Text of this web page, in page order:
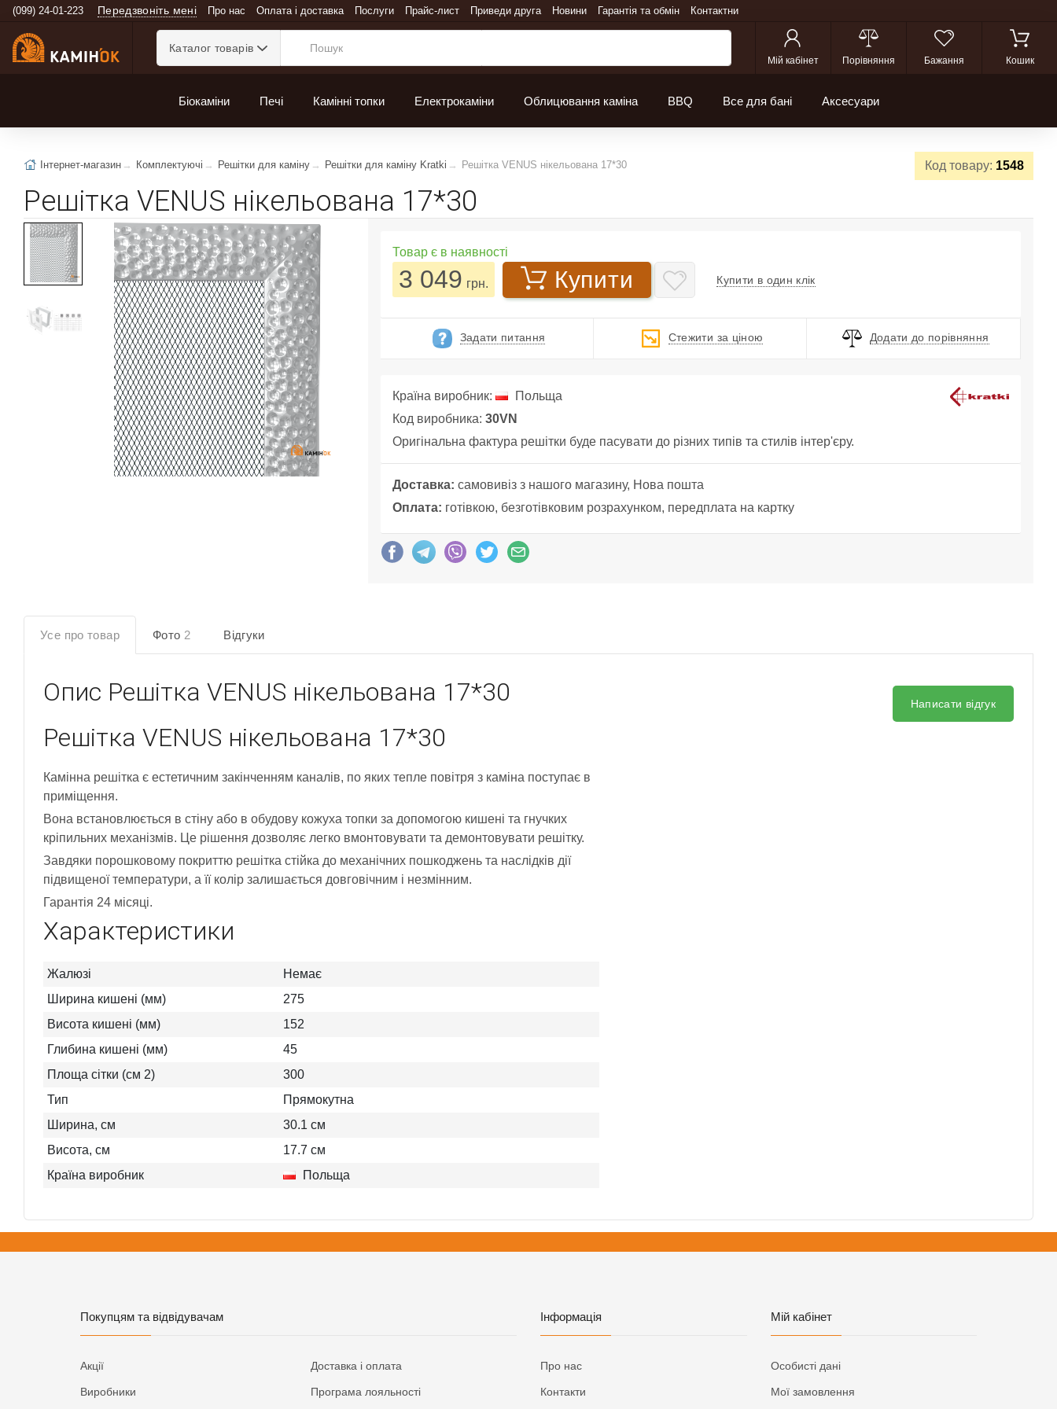
(099) 24-01-223 Передзвоніть мені Про нас Оплата і доставка Послуги Прайс-лист Приведи друга Новини Гарантія та обмін Контактни
Каталог товарів
Мій кабінет Порівняння Бажання Кошик
Біокаміни Печі Камінні топки Електрокаміни Облицювання каміна BBQ Все для бані Аксесуари
Код товару: 1548
Інтернет-магазин Комплектуючі Решітки для каміну Решітки для каміну Kratki Решітка VENUS нікельована 17*30
Решітка VENUS нікельована 17*30
Товар є в наявності
3 049 грн. Купити Купити в один клік
Задати питання Стежити за ціною Додати до порівняння
Країна виробник:
Польща
Код виробника: 30VN
Оригінальна фактура решітки буде пасувати до різних типів та стилів інтер'єру.
Доставка: самовивіз з нашого магазину, Нова пошта
Оплата: готівкою, безготівковим розрахунком, передплата на картку
Усе про товар Фото 2 Відгуки
Опис Решітка VENUS нікельована 17*30
Решітка VENUS нікельована 17*30
Камінна решітка є естетичним закінченням каналів, по яких тепле повітря з каміна поступає в
приміщення.
Вона встановлюється в стіну або в обудову кожуха топки за допомогою кишені та гнучких
кріпильних механізмів. Це рішення дозволяє легко вмонтовувати та демонтовувати решітку.
Завдяки порошковому покриттю решітка стійка до механічних пошкоджень та наслідків дії
підвищеної температури, а її колір залишається довговічним і незмінним.
Гарантія 24 місяці.
Характеристики
Жалюзі
Немає
Ширина кишені (мм)
275
Висота кишені (мм)
152
Глибина кишені (мм)
45
Площа сітки (см 2)
300
Тип
Прямокутна
Ширина, см
30.1 см
Висота, см
17.7 см
Країна виробник
Польща
Написати відгук
Покупцям та відвідувачам
Акції
Виробники
Доставка і оплата
Програма лояльності
Інформація
Про нас
Контакти
Мій кабінет
Особисті дані
Мої замовлення